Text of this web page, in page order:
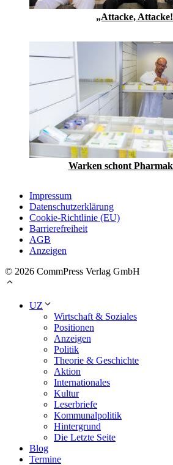
„Attacke,
Warken schont
Impressum
Datenschutzerklärung
Cookie-Richtlinie (EU)
Barrierefreiheit
AGB
Anzeigen
© 2026 CommPress Verlag GmbH
UZ
Wirtschaft & Soziales
Positionen
Anzeigen
Politik
Theorie & Geschichte
Aktion
Internationales
Kultur
Leserbriefe
Kommunalpolitik
Hintergrund
Die Letzte Seite
Blog
Termine